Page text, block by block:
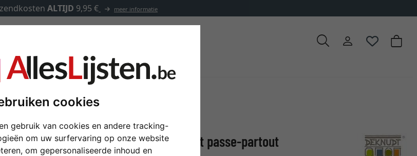
cookies
gebruik van cookies en andere tracking-
om uw surfervaring op onze website
om gepersonaliseerde inhoud en
ALTIJD 9,95 € meer informatie
maat Passe-partouts Toebehoren
Glanzende fotokader met passe-partout